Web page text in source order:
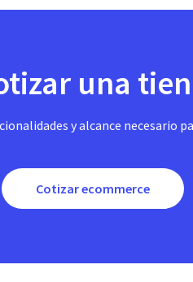
una
y alcance necesario
Cotizar ecommerce